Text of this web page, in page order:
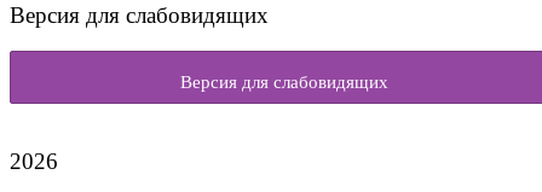
Версия для слабовидящих
Версия для слабовидящих
2026